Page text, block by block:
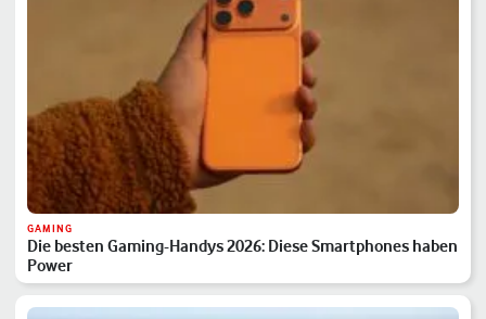
GAMING
Die besten Gaming-Handys 2026: Diese Smartphones haben
Power